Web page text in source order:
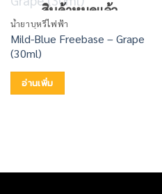
สินค้าหมดแล้ว
น้ำยาบุหรี่ไฟฟ้า
Mild-Blue Freebase – Grape
(30ml)
อ่านเพิ่ม